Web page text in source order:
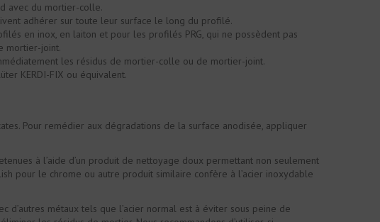
avec du mortier-colle.
adhérer sur toute leur surface le long du profilé.
en inox, en laiton et pour les profilés PRG, qui ne possèdent pas
mortier-joint.
les résidus de mortier-colle ou de mortier-joint.
KERDI-FIX ou équivalent.
Pour remédier aux dégradations de la surface anodisée, appliquer
à l’aide d’un produit de nettoyage doux permettant non seulement
pour le chrome ou autre produit similaire confère à l’acier inoxydable
d’autres métaux tels que l’acier normal est à éviter sous peine de